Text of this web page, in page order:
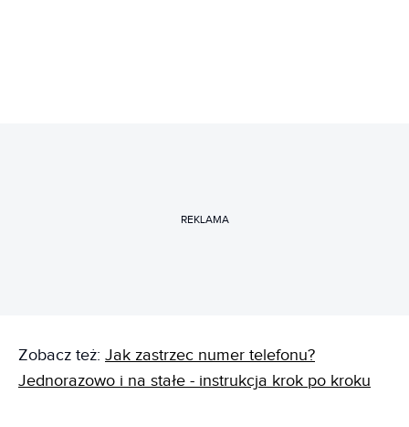
REKLAMA
Zobacz też: Jak zastrzec numer telefonu?
Jednorazowo i na stałe - instrukcja krok po kroku